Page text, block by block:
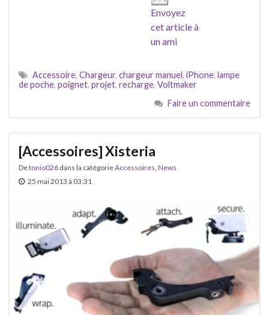
Envoyez
cet article à
un ami
Accessoire, Chargeur, chargeur manuel, iPhone, lampe
de poche, poignet, projet, recharge, Voltmaker
Faire un commentaire
[Accessoires] Xisteria
Detonio026 dans la catégorieAccessoires News
25 mai 2013 à 03:31